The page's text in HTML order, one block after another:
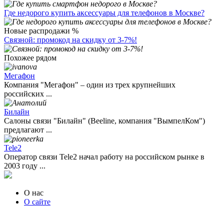
Где недорого купить аксессуары для телефонов в Москве?
Новые распродажи %
Связной: промокод на скидку от 3-7%!
Похожее рядом
Мегафон
Компания "Мегафон" – один из трех крупнейших
российских ...
Билайн
Салоны связи "Билайн" (Beeline, компания "ВымпелКом")
предлагают ...
Tele2
Оператор связи Tele2 начал работу на российском рынке в
2003 году ...
О нас
О сайте